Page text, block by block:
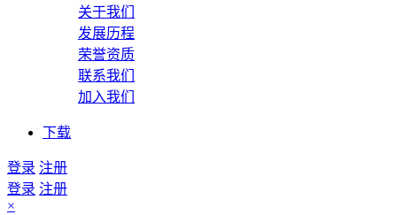
关于我们
发展历程
荣誉资质
联系我们
加入我们
下载
登录 注册
登录 注册
×